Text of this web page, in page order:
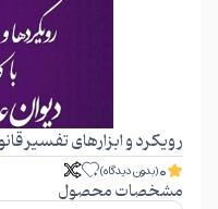
رویکرد و ابزارهای تفسیر
0(بدون دیدگاه)
مشخصات محصول